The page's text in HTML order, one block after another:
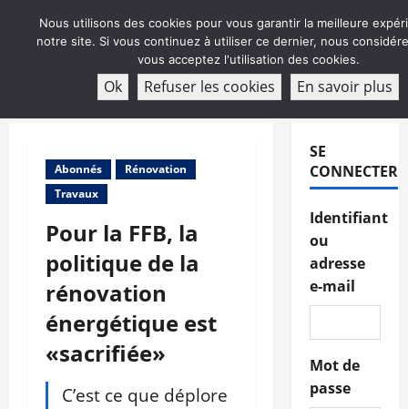
ABONNEMENT
Abonnés
Rénovation
Travaux
Pour la FFB, la
politique de la
rénovation
énergétique est
«sacrifiée»
C’est ce que déplore
SE
CONNECTER
Identifiant
ou
adresse
e-mail
Mot de
passe
Nous utilisons des cookies pour vous garantir la meilleure
notre site. Si vous continuez à utiliser ce dernier, nous
vous acceptez l'utilisation des cookies.
Ok Refuser les cookies En savoir plus